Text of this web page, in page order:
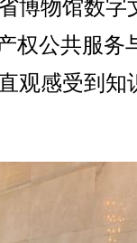
博物馆数字
权公共服务
观感受到知